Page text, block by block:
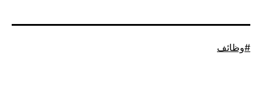
موسوم
وظائف